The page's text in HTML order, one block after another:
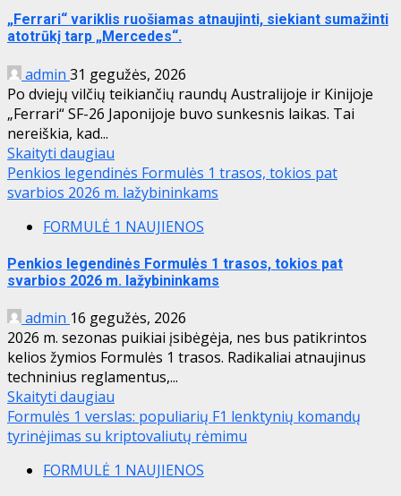
„Ferrari“ variklis ruošiamas atnaujinti, siekiant sumažinti
atotrūkį tarp „Mercedes“.
admin 31 gegužės, 2026
Po dviejų vilčių teikiančių raundų Australijoje ir Kinijoje
„Ferrari“ SF-26 Japonijoje buvo sunkesnis laikas. Tai
nereiškia, kad...
Skaityti daugiau
Penkios legendinės Formulės 1 trasos, tokios pat
svarbios 2026 m. lažybininkams
FORMULĖ 1 NAUJIENOS
Penkios legendinės Formulės 1 trasos, tokios pat
svarbios 2026 m. lažybininkams
admin 16 gegužės, 2026
2026 m. sezonas puikiai įsibėgėja, nes bus patikrintos
kelios žymios Formulės 1 trasos. Radikaliai atnaujinus
techninius reglamentus,...
Skaityti daugiau
Formulės 1 verslas: populiarių F1 lenktynių komandų
tyrinėjimas su kriptovaliutų rėmimu
FORMULĖ 1 NAUJIENOS